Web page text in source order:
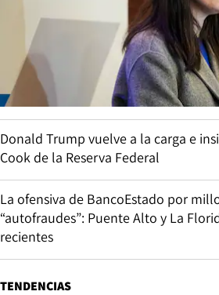
Donald Trump vuelve a la carga e
Cook de la Reserva Federal
La ofensiva de BancoEstado por
“autofraudes”: Puente Alto y La
recientes
TENDENCIAS